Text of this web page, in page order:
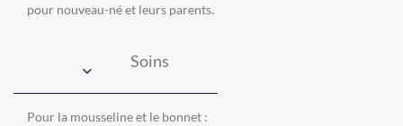
pour nouveau-né et leurs parents.
Soins
Pour la mousseline et le bonnet :